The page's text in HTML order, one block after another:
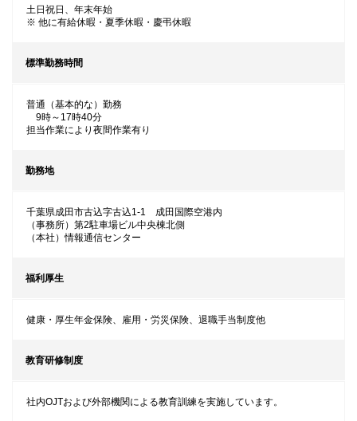
土日祝日、年末年始
※ 他に有給休暇・夏季休暇・慶弔休暇
標準勤務時間
普通（基本的な）勤務
9時～17時40分
担当作業により夜間作業有り
勤務地
千葉県成田市古込字古込1-1 成田国際空港内
（事務所）第2駐車場ビル中央棟北側
（本社）情報通信センター
福利厚生
健康・厚生年金保険、雇用・労災保険、退職手当制度他
教育研修制度
社内OJTおよび外部機関による教育訓練を実施しています。